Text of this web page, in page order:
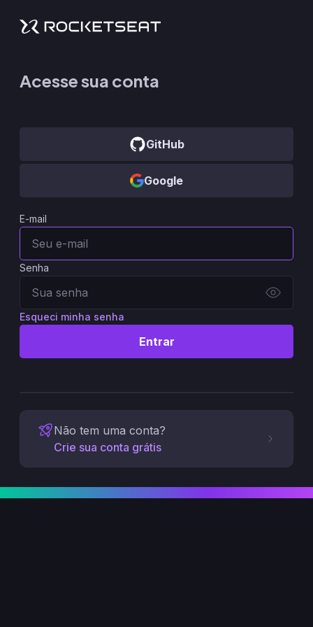
Acesse sua conta
GitHub
Google
E-mail
Senha
Esqueci minha senha
Entrar
Não tem uma conta?
Crie sua conta grátis